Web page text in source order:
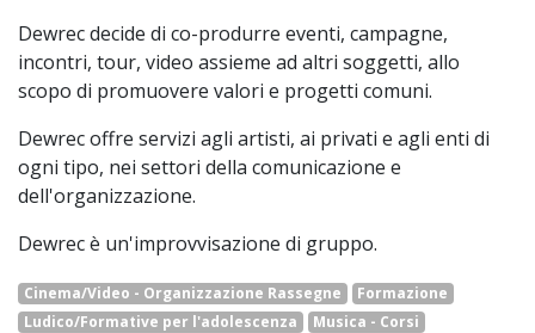
Dewrec decide di co-produrre eventi, campagne,
incontri, tour, video assieme ad altri soggetti, allo
scopo di promuovere valori e progetti comuni.
Dewrec offre servizi agli artisti, ai privati e agli enti di
ogni tipo, nei settori della comunicazione e
dell'organizzazione.
Dewrec è un'improvvisazione di gruppo.
Cinema/Video - Organizzazione Rassegne
Formazione
Ludico/Formative per l'adolescenza
Musica - Corsi